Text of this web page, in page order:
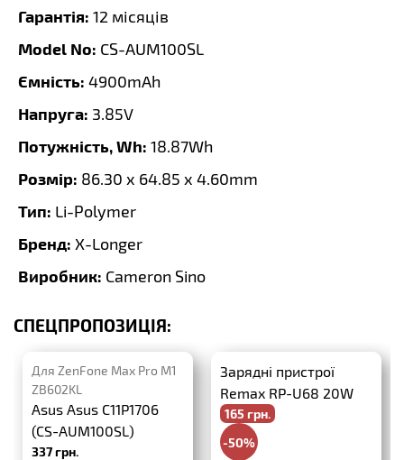
Гарантія: 12 місяців
Model No: CS-AUM100SL
Ємність: 4900mAh
Напруга: 3.85V
Потужність, Wh: 18.87Wh
Розмір: 86.30 x 64.85 x 4.60mm
Тип: Li-Polymer
Бренд: X-Longer
Виробник: Cameron Sino
СПЕЦПРОПОЗИЦІЯ:
Для ZenFone Max Pro M1
ZB602KL
Asus Asus C11P1706
(CS-AUM100SL)
337 грн.
Зарядні пристрої
Remax RP-U68 20W
PD+QC3.0
165 грн.
-50%